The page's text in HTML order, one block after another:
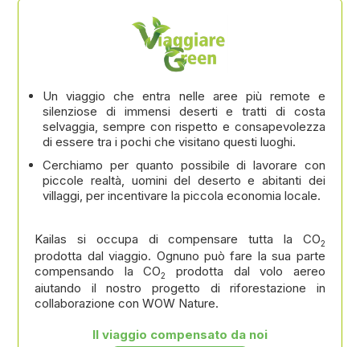
Un viaggio che entra nelle aree più remote e
silenziose di immensi deserti e tratti di costa
selvaggia, sempre con rispetto e consapevolezza
di essere tra i pochi che visitano questi luoghi.
Cerchiamo per quanto possibile di lavorare con
piccole realtà, uomini del deserto e abitanti dei
villaggi, per incentivare la piccola economia locale.
Kailas si occupa di compensare tutta la CO2
prodotta dal viaggio. Ognuno può fare la sua parte
compensando la CO2
prodotta dal volo aereo
aiutando il nostro progetto di riforestazione in
collaborazione con WOW Nature.
Il viaggio compensato da noi